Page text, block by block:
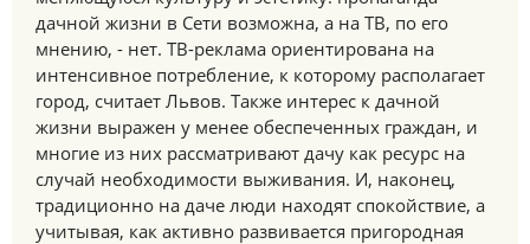
дачной жизни в Сети возможна, а на ТВ, по его
мнению, - нет. ТВ-реклама ориентирована на
интенсивное потребление, к которому располагает
город, считает Львов. Также интерес к дачной
жизни выражен у менее обеспеченных граждан, и
многие из них рассматривают дачу как ресурс на
случай необходимости выживания. И, наконец,
традиционно на даче люди находят спокойствие, а
учитывая, как активно развивается пригородная